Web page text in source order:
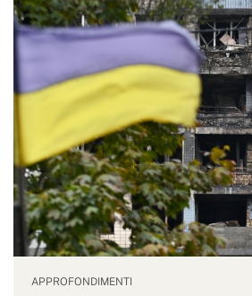
APPROFONDIMENTI